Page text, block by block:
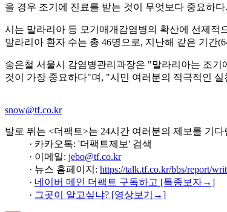
을 경우 조기에 진료를 받는 것이 무엇보다 중요하다.
시는 말라리아 등 모기매개감염병의 확산에 선제적
말라리아 환자 수는 총 46명으로, 지난해 같은 기간
송은철 서울시 감염병관리과장은 "말라리아는 조
것이 가장 중요하다"며, "시민 여러분의 적극적인
snow@tf.co.kr
발로 뛰는 <더팩트>는 24시간 여러분의 제보를 기다
· 카카오톡: '더팩트제보' 검색
· 이메일: jebo@tf.co.kr
· 뉴스 홈페이지: https://talk.tf.co.kr/bbs/report/
· 네이버 메인 더팩트 구독하고 [특종보자→]
· 그곳이 알고싶냐? [영상보기→]